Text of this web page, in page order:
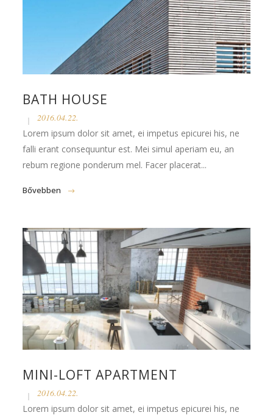
BATH HOUSE
2016.04.22.
Lorem ipsum dolor sit amet, ei impetus epicurei his, ne
falli erant consequuntur est. Mei simul aperiam eu, an
rebum regione ponderum mel. Facer placerat...
Bővebben
MINI-LOFT APARTMENT
2016.04.22.
Lorem ipsum dolor sit amet, ei impetus epicurei his, ne